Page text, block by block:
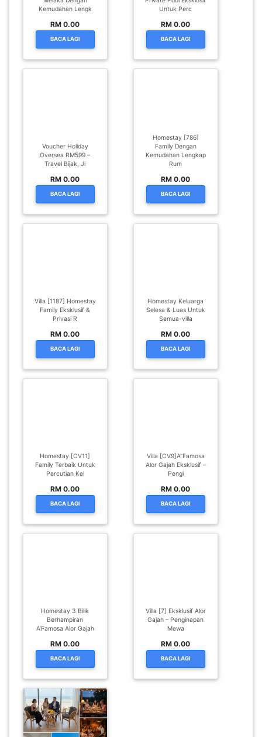
Kemudahan Lengk
RM 0.00
BACA LAGI
Untuk Perc
RM 0.00
BACA LAGI
Voucher Holiday
Oversea RM599 –
Travel Bijak, Ji
RM 0.00
BACA LAGI
Homestay [786]
Family Dengan
Kemudahan Lengkap
Rum
RM 0.00
BACA LAGI
Villa [1187] Homestay
Family Eksklusif &
Privasi R
RM 0.00
BACA LAGI
Homestay Keluarga
Selesa & Luas Untuk
Semua-villa
RM 0.00
BACA LAGI
Homestay [CV11]
Family Terbaik Untuk
Percutian Kel
RM 0.00
BACA LAGI
Villa [CV9]A"Famosa
Alor Gajah Eksklusif –
Pengi
RM 0.00
BACA LAGI
Homestay 3 Bilik
Berhampiran
A’Famosa Alor Gajah
RM 0.00
BACA LAGI
Villa [7] Eksklusif Alor
Gajah – Penginapan
Mewa
RM 0.00
BACA LAGI
SABAH(0)
SARAWAK(2)
PENANG(2)
PERLIS(6)
PUTRAJAYA(9)
LABUAN(2)
SINGAPORE(0)
BRUNEI(0)